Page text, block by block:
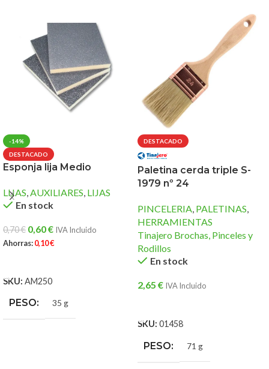
-14%
DESTACADO
Esponja lija Medio
LIJAS AUXILIARES LIJAS
En stock
0,70€ 0,60€ IVA Incluido
Ahorras:0,10€
SKU: AM250
PESO 35 g
DESTACADO
Paletina cerda triple S-
1979 nº 24
PINCELERIA, PALETINAS,
HERRAMIENTAS
Tinajero Brochas, Pinceles y
Rodillos
En stock
2,65 € IVA Incluido
SKU: 01458
PESO 71 g